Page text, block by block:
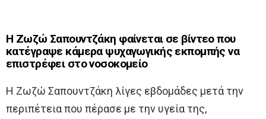
Η Ζωζώ Σαπουντζάκη φαίνεται σε βίντεο που
κατέγραψε κάμερα ψυχαγωγικής εκπομπής να
επιστρέφει στο νοσοκομείο
Η Ζωζώ Σαπουντζάκη λίγες εβδομάδες μετά την
περιπέτεια που πέρασε με την υγεία της,